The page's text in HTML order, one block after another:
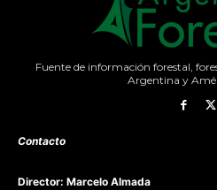
Fuente de información forestal,
Argentina y
Contacto
Director: Marcelo Almada